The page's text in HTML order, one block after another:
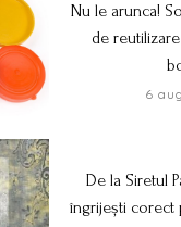
Nu le arunca!
de
6
De la Siretul
îngrijești corect